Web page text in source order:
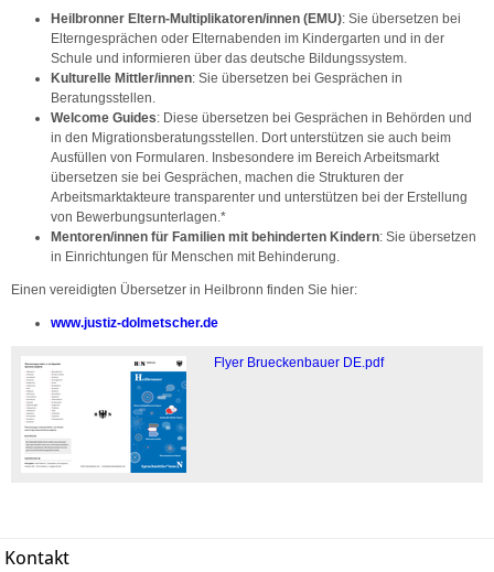
Heilbronner Eltern-Multiplikatoren/innen (EMU): Sie übersetzen bei
Elterngesprächen oder Elternabenden im Kindergarten und in der
Schule und informieren über das deutsche Bildungssystem.
Kulturelle Mittler/innen: Sie übersetzen bei Gesprächen in
Beratungsstellen.
Welcome Guides: Diese übersetzen bei Gesprächen in Behörden und
in den Migrationsberatungsstellen. Dort unterstützen sie auch beim
Ausfüllen von Formularen. Insbesondere im Bereich Arbeitsmarkt
übersetzen sie bei Gesprächen, machen die Strukturen der
Arbeitsmarktakteure transparenter und unterstützen bei der Erstellung
von Bewerbungsunterlagen.*
Mentoren/innen für Familien mit behinderten Kindern: Sie übersetzen
in Einrichtungen für Menschen mit Behinderung.
Einen vereidigten Übersetzer in Heilbronn finden Sie hier:
www.justiz-dolmetscher.de
Flyer Brueckenbauer DE.pdf
Kontakt